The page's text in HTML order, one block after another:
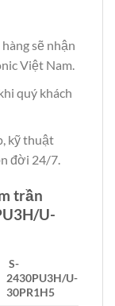
sẽ nhận
Việt Nam.
quý khách
kỹ thuật
đời 24/7.
trần
U-
S-
2430PU3H/U-
30PR1H5